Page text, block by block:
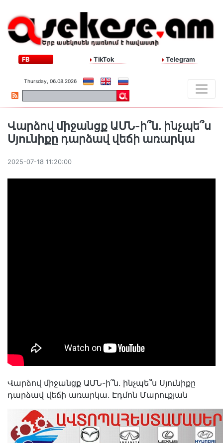
FB TikTok Telegram
Thursday, 06.08.2026
Վարձով միջանցք ԱՄՆ-ի՞ն. ինչպե՞ս
Սյունիքը դարձավ վեճի առարկա
2025-07-18 11:20:00
Վարձով միջանցք ԱՄՆ-ի՞ն. ինչպե՞ս Սյունիքը
դարձավ վեճի առարկա. Էդմոն Մարուքյան